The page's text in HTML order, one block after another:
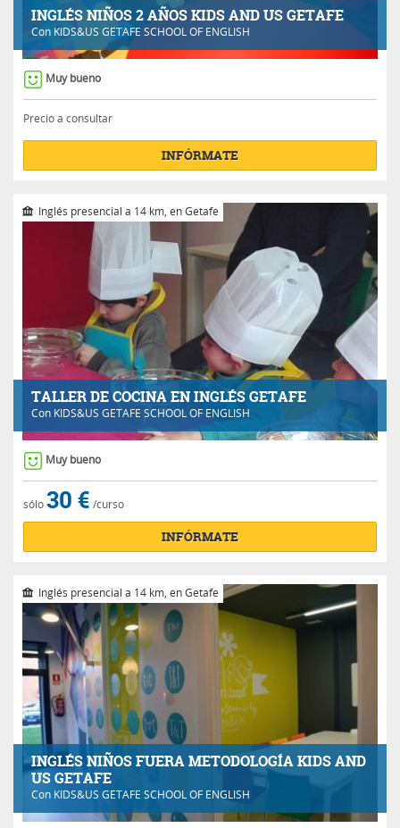
INGLÉS NIÑOS 2 AÑOS KIDS AND US GETAFE
Con KIDS&US GETAFE SCHOOL OF ENGLISH
Muy bueno
Precio a consultar
INFÓRMATE
TALLER DE COCINA EN INGLÉS GETAFE
Con KIDS&US GETAFE SCHOOL OF ENGLISH
Inglés presencial a 14 km, en Getafe
Muy bueno
sólo30 € /curso
INFÓRMATE
INGLÉS NIÑOS FUERA METODOLOGÍA KIDS AND
US GETAFE
Con KIDS&US GETAFE SCHOOL OF ENGLISH
Inglés presencial a 14 km, en Getafe